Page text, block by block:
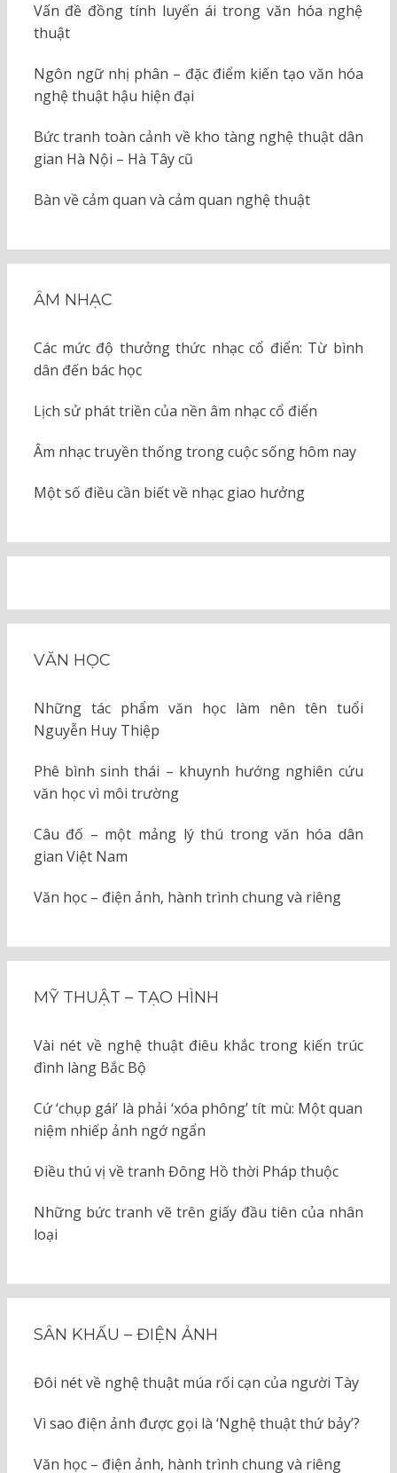
Vấn đề đồng tính luyến ái trong văn hóa nghệ
thuật
Ngôn ngữ nhị phân – đặc điểm kiến tạo văn hóa
nghệ thuật hậu hiện đại
Bức tranh toàn cảnh về kho tàng nghệ thuật dân
gian Hà Nội – Hà Tây cũ
Bàn về cảm quan và cảm quan nghệ thuật
ÂM NHẠC
Các mức độ thưởng thức nhạc cổ điển: Từ bình
dân đến bác học
Lịch sử phát triền của nền âm nhạc cổ điển
Âm nhạc truyền thống trong cuộc sống hôm nay
Một số điều cần biết về nhạc giao hưởng
VĂN HỌC
Những tác phẩm văn học làm nên tên tuổi
Nguyễn Huy Thiệp
Phê bình sinh thái – khuynh hướng nghiên cứu
văn học vì môi trường
Câu đố – một mảng lý thú trong văn hóa dân
gian Việt Nam
Văn học – điện ảnh, hành trình chung và riêng
MỸ THUẬT – TẠO HÌNH
Vài nét về nghệ thuật điêu khắc trong kiến trúc
đình làng Bắc Bộ
Cứ ‘chụp gái’ là phải ‘xóa phông’ tít mù: Một quan
niệm nhiếp ảnh ngớ ngẩn
Điều thú vị về tranh Đông Hồ thời Pháp thuộc
Những bức tranh vẽ trên giấy đầu tiên của nhân
loại
SÂN KHẤU – ĐIỆN ẢNH
Đôi nét về nghệ thuật múa rối cạn của người Tày
Vì sao điện ảnh được gọi là ‘Nghệ thuật thứ bảy’?
Văn học – điện ảnh, hành trình chung và riêng